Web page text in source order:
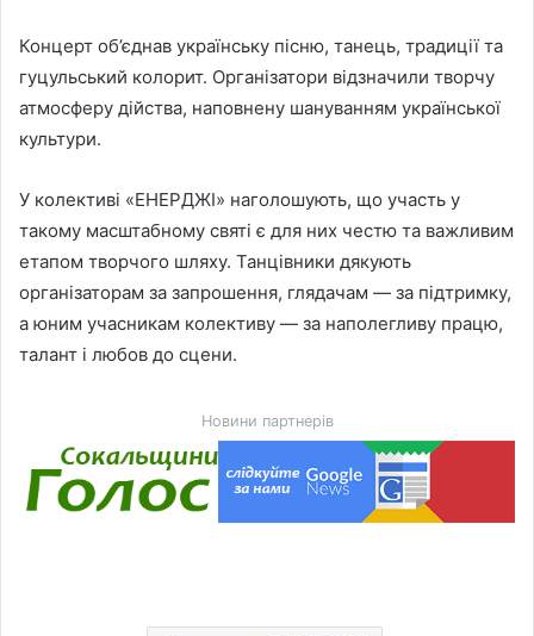
Концерт об’єднав українську пісню, танець, традиції та
гуцульський колорит. Організатори відзначили творчу
атмосферу дійства, наповнену шануванням української
культури.
У колективі «ЕНЕРДЖІ» наголошують, що участь у
такому масштабному святі є для них честю та важливим
етапом творчого шляху. Танцівники дякують
організаторам за запрошення, глядачам — за підтримку,
а юним учасникам колективу — за наполегливу працю,
талант і любов до сцени.
Новини партнерів